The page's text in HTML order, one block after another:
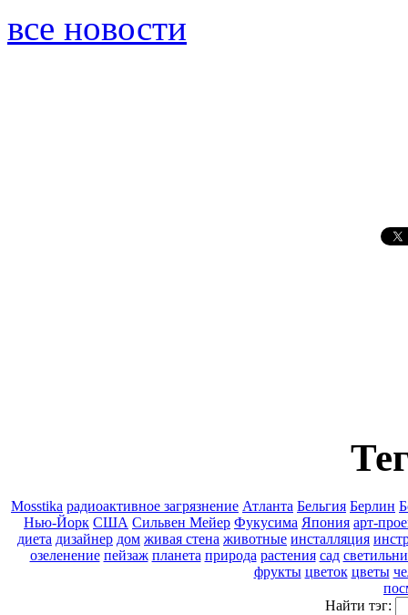
все новости
Mosstika pадиоактивное загрязнение Атланта Бельгия Берлин
Нью-Йорк США Сильвен Мейер Фукусима Япония арт-
диета дизайнер дом живая стена животные инсталляция
озеленение пейзаж планета природа растения сад
фрукты цветок цветы
Найти тэг: